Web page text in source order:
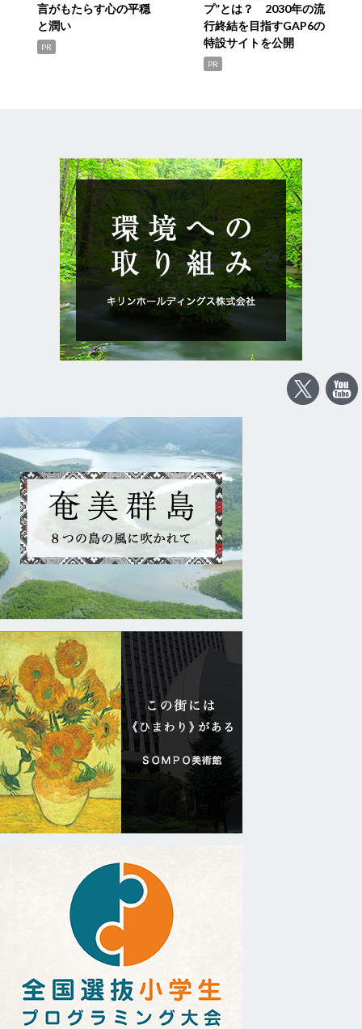
言がもたらす心の平穏
と潤い
PR
プ”とは？ 2030年の流
行終結を目指すGAP6の
特設サイトを公開
PR